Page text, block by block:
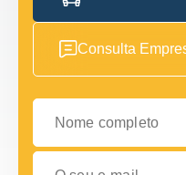
Consulta
Nome completo
O seu e-mail